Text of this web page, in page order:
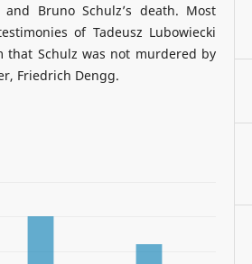
Bruno Schulz’s death. Most
of Tadeusz Lubowiecki
that Schulz was not murdered by
Friedrich Dengg.